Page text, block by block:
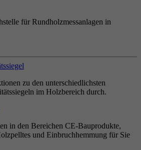
für Rundholzmessanlagen in
zu den unterschiedlichsten
im Holzbereich durch.
in den Bereichen CE-Bauprodukte,
und Einbruchhemmung für Sie